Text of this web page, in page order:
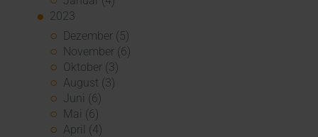
2023
Dezember (5)
November (6)
Oktober (3)
August (3)
Juni (6)
Mai (6)
April (4)